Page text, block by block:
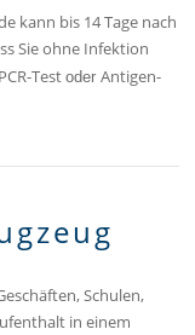
kann bis 14 Tage nach
Sie ohne Infektion
TestoderAntigen-
Schulen,
in einem